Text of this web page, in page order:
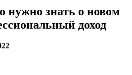
нужно знать о новом
доход